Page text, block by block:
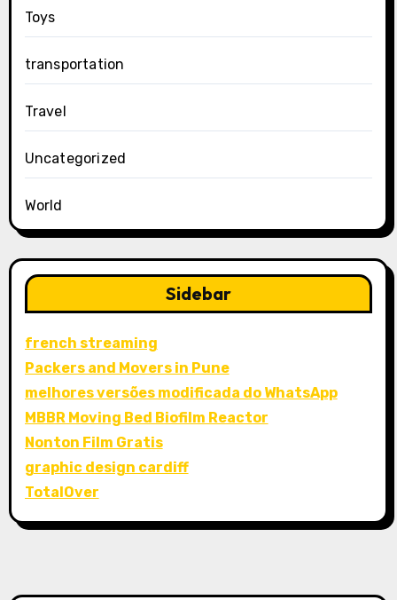
Toys
transportation
Travel
Uncategorized
World
Sidebar
french streaming
Packers and Movers in Pune
melhores versões modificada do WhatsApp
MBBR Moving Bed Biofilm Reactor
Nonton Film Gratis
graphic design cardiff
TotalOver